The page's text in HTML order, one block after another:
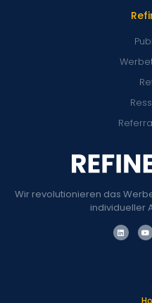
Wir revolutionieren das
individueller